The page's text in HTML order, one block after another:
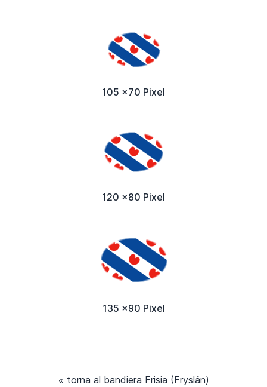
105 x70 Pixel
120 x80 Pixel
135 x90 Pixel
« torna al bandiera Frisia (Fryslân)